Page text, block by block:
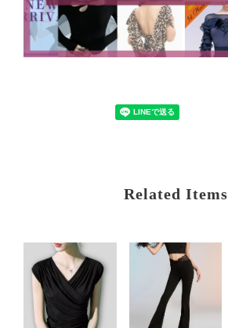
Related Items